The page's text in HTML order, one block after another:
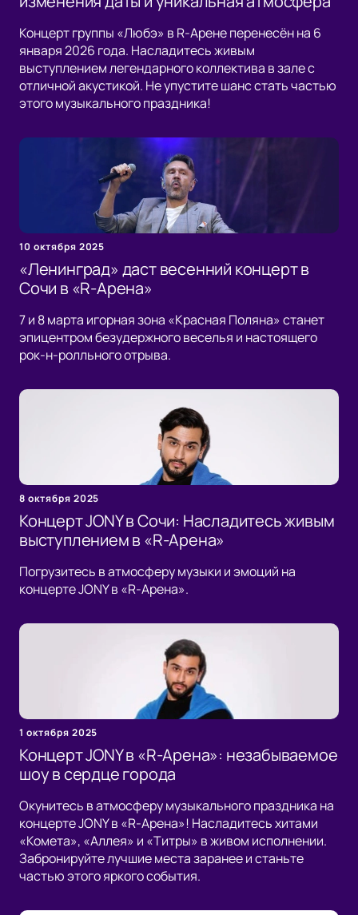
Концерт группы «Любэ» в R-Арене перенесён на 6
января 2026 года. Насладитесь живым
выступлением легендарного коллектива в зале с
отличной акустикой. Не упустите шанс стать частью
этого музыкального праздника!
10 октября 2025
«Ленинград» даст весенний концерт в
Сочи в «R-Арена»
7 и 8 марта игорная зона «Красная Поляна» станет
эпицентром безудержного веселья и настоящего
рок-н-ролльного отрыва.
8 октября 2025
Концерт JONY в Сочи: Насладитесь живым
выступлением в «R-Арена»
Погрузитесь в атмосферу музыки и эмоций на
концерте JONY в «R-Арена».
1 октября 2025
Концерт JONY в «R-Арена»: незабываемое
шоу в сердце города
Окунитесь в атмосферу музыкального праздника на
концерте JONY в «R-Арена»! Насладитесь хитами
«Комета», «Аллея» и «Титры» в живом исполнении.
Забронируйте лучшие места заранее и станьте
частью этого яркого события.